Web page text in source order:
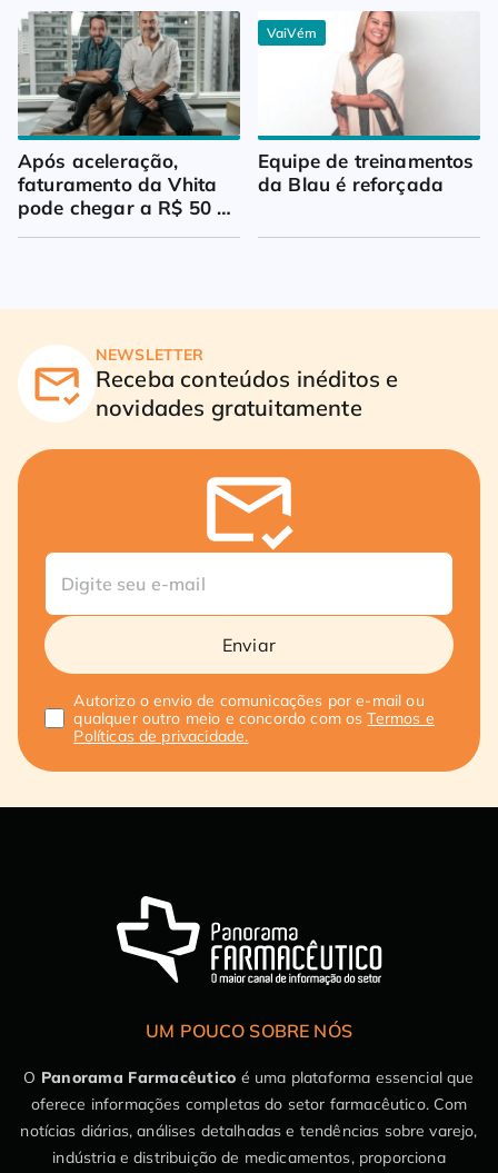
Após aceleração,
faturamento da Vhita
pode chegar a R$ 50
milhões
VaiVém
Equipe de treinamentos
da Blau é reforçada
NEWSLETTER
Receba conteúdos inéditos e
novidades gratuitamente
Enviar
Autorizo o envio de comunicações por e-mail ou
qualquer outro meio e concordo com osTermos e
Políticas de privacidade.
UM POUCO SOBRE NÓS
O Panorama Farmacêutico é uma plataforma essencial que
oferece informações completas do setor farmacêutico. Com
notícias diárias, análises detalhadas e tendências sobre varejo,
indústria e distribuição de medicamentos, proporciona